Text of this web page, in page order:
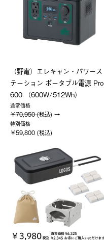
（野電）エレキャン・パワース
テーション ポータブル電源 Pro
600 （600W/512Wh）
通常価格
￥70,950 (税込)
特別価格
￥59,800 (税込)